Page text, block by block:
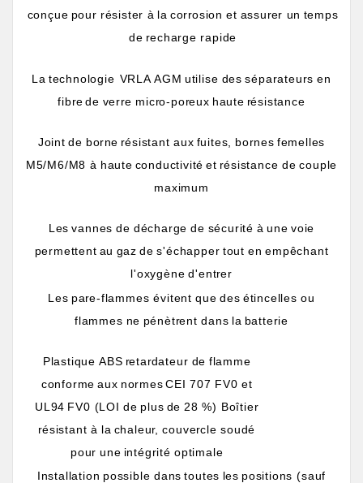
conçue pour résister à la corrosion et assurer un temps
de recharge rapide
La technologie VRLA AGM utilise des séparateurs en
fibre de verre micro-poreux haute résistance
Joint de borne résistant aux fuites, bornes femelles
M5/M6/M8 à haute conductivité et résistance de couple
maximum
Les vannes de décharge de sécurité à une voie
permettent au gaz de s'échapper tout en empêchant
l'oxygène d'entrer
Les pare-flammes évitent que des étincelles ou
flammes ne pénètrent dans la batterie
Plastique ABS retardateur de flamme
conforme aux normes CEI 707 FV0 et
UL94 FV0 (LOI de plus de 28 %) Boîtier
résistant à la chaleur, couvercle soudé
pour une intégrité optimale
Installation possible dans toutes les positions (sauf